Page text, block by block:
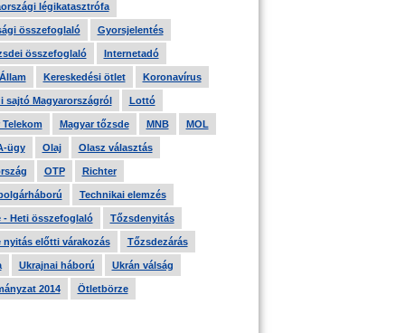
légikatasztrófa
összefoglaló Gyorsjelentés
összefoglaló Internetadó
Kereskedési ötlet Koronavírus
sajtó Magyarországról Lottó
Telekom Magyar tőzsde MNB MOL
ügy Olaj Olasz választás
OTP Richter
Technikai elemzés
- Heti összefoglaló Tőzsdenyitás
nyitás előtti várakozás Tőzsdezárás
Ukrajnai háború Ukrán válság
2014 Ötletbörze